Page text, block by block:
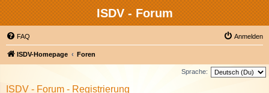
ISDV - Forum
FAQ Anmelden
ISDV-Homepage Foren
Sprache:
ISDV - Forum - Registrierung